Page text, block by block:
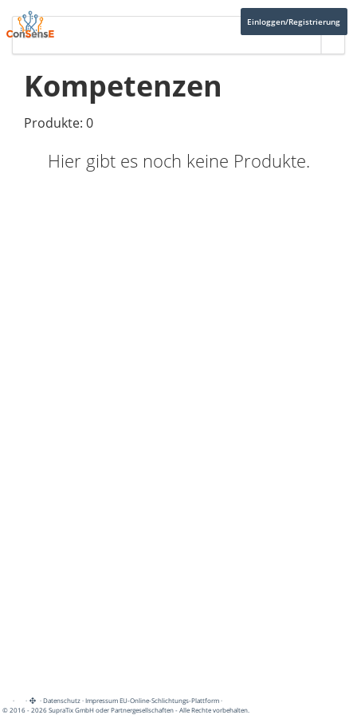
Einloggen/Registrierung
Kompetenzen
Produkte: 0
Hier gibt es noch keine Produkte.
· · ·Datenschutz·Impressum EU-Online-Schlichtungs-Plattform·
© 2016 - 2026 SupraTix GmbH oder Partnergesellschaften - Alle Rechte vorbehalten.